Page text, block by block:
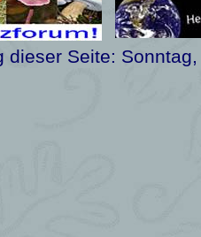
dieser Seite: